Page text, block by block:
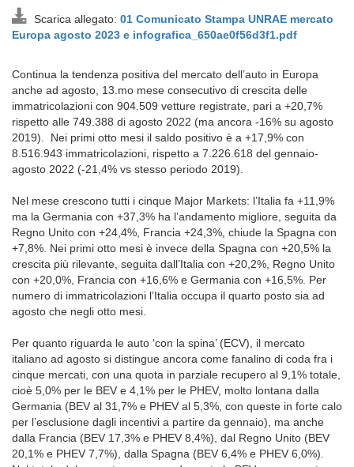
Scarica allegato: 01 Comunicato Stampa UNRAE mercato
Europa agosto 2023 e infografica_650ae0f56d3f1.pdf
Continua la tendenza positiva del mercato dell’auto in Europa
anche ad agosto, 13.mo mese consecutivo di crescita delle
immatricolazioni con 904.509 vetture registrate, pari a +20,7%
rispetto alle 749.388 di agosto 2022 (ma ancora -16% su agosto
2019). Nei primi otto mesi il saldo positivo è a +17,9% con
8.516.943 immatricolazioni, rispetto a 7.226.618 del gennaio-
agosto 2022 (-21,4% vs stesso periodo 2019).
Nel mese crescono tutti i cinque Major Markets: l’Italia fa +11,9%
ma la Germania con +37,3% ha l’andamento migliore, seguita da
Regno Unito con +24,4%, Francia +24,3%, chiude la Spagna con
+7,8%. Nei primi otto mesi è invece della Spagna con +20,5% la
crescita più rilevante, seguita dall’Italia con +20,2%, Regno Unito
con +20,0%, Francia con +16,6% e Germania con +16,5%. Per
numero di immatricolazioni l’Italia occupa il quarto posto sia ad
agosto che negli otto mesi.
Per quanto riguarda le auto ‘con la spina’ (ECV), il mercato
italiano ad agosto si distingue ancora come fanalino di coda fra i
cinque mercati, con una quota in parziale recupero al 9,1% totale,
cioè 5,0% per le BEV e 4,1% per le PHEV, molto lontana dalla
Germania (BEV al 31,7% e PHEV al 5,3%, con queste in forte calo
per l’esclusione dagli incentivi a partire da gennaio), ma anche
dalla Francia (BEV 17,3% e PHEV 8,4%), dal Regno Unito (BEV
20,1% e PHEV 7,7%), dalla Spagna (BEV 6,4% e PHEV 6,0%).